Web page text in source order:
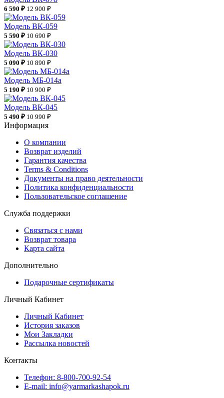
6 590 ₽ 12 900 ₽
Модель ВК-059
5 590 ₽ 10 690 ₽
Модель ВК-030
5 090 ₽ 10 890 ₽
Модель МБ-014а
5 190 ₽ 10 900 ₽
Модель ВК-045
5 490 ₽ 10 990 ₽
Информация
О компании
Возврат изделий
Гарантия качества
Terms & Conditions
Документы на право деятельности
Политика конфиденциальности
Пользовательское соглашение
Служба поддержки
Связаться с нами
Возврат товара
Карта сайта
Дополнительно
Подарочные сертификаты
Личный Кабинет
Личный Кабинет
История заказов
Мои Закладки
Рассылка новостей
Контакты
Телефон: 8-800-700-92-54
E-mail: info@yarmarkashapok.ru